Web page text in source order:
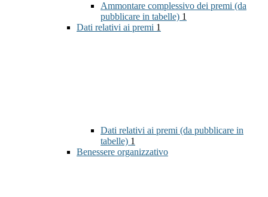
Ammontare complessivo dei premi (da
pubblicare in tabelle) 1
Dati relativi ai premi 1
Dati relativi ai premi (da pubblicare in
tabelle) 1
Benessere organizzativo